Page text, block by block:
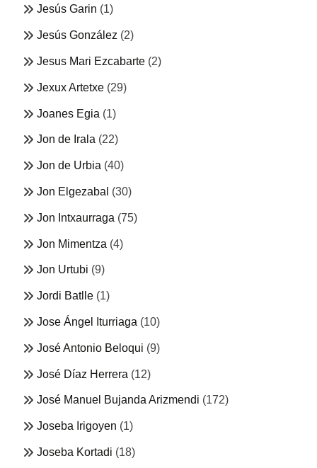
Jesús Garin (1)
Jesús González (2)
Jesus Mari Ezcabarte (2)
Jexux Artetxe (29)
Joanes Egia (1)
Jon de Irala (22)
Jon de Urbia (40)
Jon Elgezabal (30)
Jon Intxaurraga (75)
Jon Mimentza (4)
Jon Urtubi (9)
Jordi Batlle (1)
Jose Ángel Iturriaga (10)
José Antonio Beloqui (9)
José Díaz Herrera (12)
José Manuel Bujanda Arizmendi (172)
Joseba Irigoyen (1)
Joseba Kortadi (18)